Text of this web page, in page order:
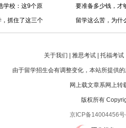
学校：这9个原 要准备多少钱，才
抓住了这三个 留学这么苦，为什
关于我们 | 雅思考试 | 托福考
由于留学招生会有调整变化，本站所提供
网上载文章系网上转
版权所有
京ICP备14004456